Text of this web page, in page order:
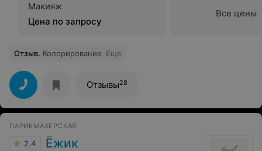
Макияж
Цена по запросу
Все цены
Отзыв. Колорирование Еще
Отзывы28
ПАРИКМАХЕРСКАЯ
2.4 Ёжик